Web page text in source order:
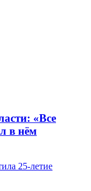
«Все
в нём